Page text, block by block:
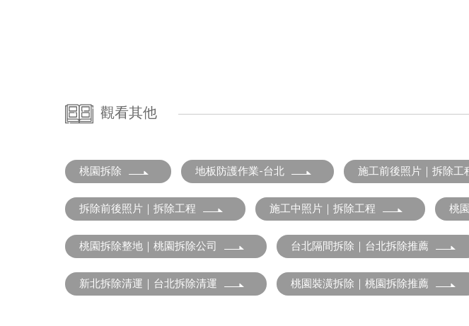
觀看其他
桃園拆除 地板防護作業-台北 施工前後照片｜拆除工
拆除前後照片｜拆除工程 施工中照片｜拆除工程 桃
桃園拆除整地｜桃園拆除公司 台北隔間拆除｜台北拆除推薦
新北拆除清運｜台北拆除清運 桃園裝潢拆除｜桃園拆除推薦